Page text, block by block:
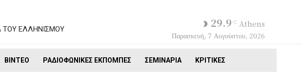
ΤΟΥ ΕΛΛΗΝΙΣΜΟΥ 29.9 C Athens
Παρασκευή, 7 Αυγούστου, 2026
ΒΊΝΤΕΟ ΡΑΔΙΟΦΩΝΙΚΈΣ ΕΚΠΟΜΠΈΣ ΣΕΜΙΝΆΡΙΑ ΚΡΙΤΙΚΈΣ